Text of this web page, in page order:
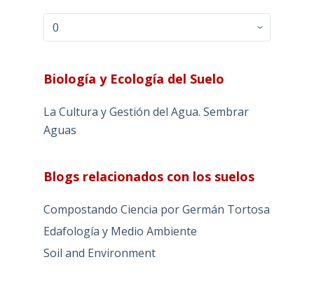
Archivos
Biología y Ecología del Suelo
La Cultura y Gestión del Agua. Sembrar
Aguas
Blogs relacionados con los suelos
Compostando Ciencia por Germán Tortosa
Edafología y Medio Ambiente
Soil and Environment